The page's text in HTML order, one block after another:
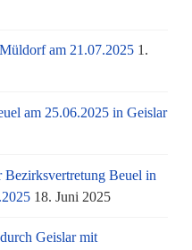
am 21.07.2025 1.
am 25.06.2025 in Geislar
Beuel in
18. Juni 2025
Geislar mit